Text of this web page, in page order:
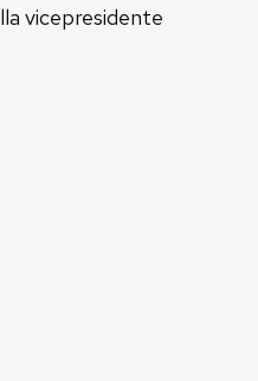
vicepresidente